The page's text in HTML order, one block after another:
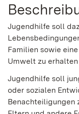
Jugendhilfe soll
Familien sowie
Umwelt zu
Jugendhilfe soll
oder sozialen
Benachteiligungen